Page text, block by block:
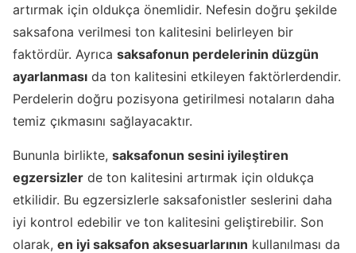
artırmak için oldukça önemlidir. Nefesin doğru şekilde
saksafona verilmesi ton kalitesini belirleyen bir
faktördür. Ayrıca saksafonun perdelerinin düzgün
ayarlanması da ton kalitesini etkileyen faktörlerdendir.
Perdelerin doğru pozisyona getirilmesi notaların daha
temiz çıkmasını sağlayacaktır.
Bununla birlikte, saksafonun sesini iyileştiren
egzersizler de ton kalitesini artırmak için oldukça
etkilidir. Bu egzersizlerle saksafonistler seslerini daha
iyi kontrol edebilir ve ton kalitesini geliştirebilir. Son
olarak, en iyi saksafon aksesuarlarının kullanılması da